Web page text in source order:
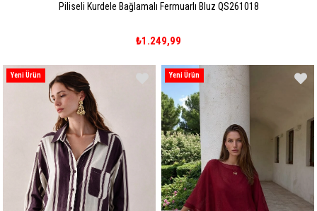
Piliseli Kurdele Bağlamalı Fermuarlı Bluz QS261018
₺1.249,99
Yeni Ürün Yeni Ürün